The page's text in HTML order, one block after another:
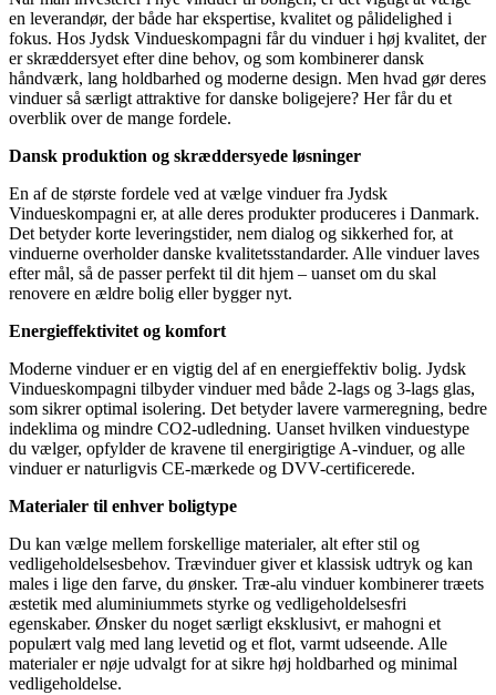
en leverandør, der både har ekspertise, kvalitet og pålidelighed i
fokus. Hos Jydsk Vindueskompagni får du vinduer i høj kvalitet, der
er skræddersyet efter dine behov, og som kombinerer dansk
håndværk, lang holdbarhed og moderne design. Men hvad gør deres
vinduer så særligt attraktive for danske boligejere? Her får du et
overblik over de mange fordele.
Dansk produktion og skræddersyede løsninger
En af de største fordele ved at vælge vinduer fra Jydsk
Vindueskompagni er, at alle deres produkter produceres i Danmark.
Det betyder korte leveringstider, nem dialog og sikkerhed for, at
vinduerne overholder danske kvalitetsstandarder. Alle vinduer laves
efter mål, så de passer perfekt til dit hjem – uanset om du skal
renovere en ældre bolig eller bygger nyt.
Energieffektivitet og komfort
Moderne vinduer er en vigtig del af en energieffektiv bolig. Jydsk
Vindueskompagni tilbyder vinduer med både 2-lags og 3-lags glas,
som sikrer optimal isolering. Det betyder lavere varmeregning, bedre
indeklima og mindre CO2-udledning. Uanset hvilken vinduestype
du vælger, opfylder de kravene til energirigtige A-vinduer, og alle
vinduer er naturligvis CE-mærkede og DVV-certificerede.
Materialer til enhver boligtype
Du kan vælge mellem forskellige materialer, alt efter stil og
vedligeholdelsesbehov. Trævinduer giver et klassisk udtryk og kan
males i lige den farve, du ønsker. Træ-alu vinduer kombinerer træets
æstetik med aluminiummets styrke og vedligeholdelsesfri
egenskaber. Ønsker du noget særligt eksklusivt, er mahogni et
populært valg med lang levetid og et flot, varmt udseende. Alle
materialer er nøje udvalgt for at sikre høj holdbarhed og minimal
vedligeholdelse.